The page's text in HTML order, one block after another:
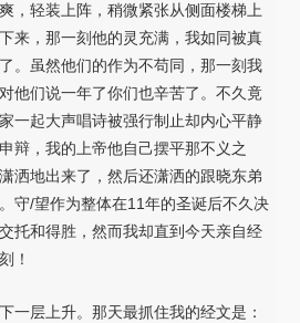
，轻装上阵，稍微紧张从侧面楼梯上
来，那一刻他的灵充满，我如同被真
。虽然他们的作为不苟同，那一刻我
他们说一年了你们也辛苦了。不久竟
一起大声唱诗被强行制止却内心平静
辩，我的上帝他自己摆平那不义之
洒地出来了，然后还潇洒的跟晓东弟
守/望作为整体在11年的圣诞后不久决
托和得胜，然而我却直到今天亲自经
！
一层上升。那天最抓住我的经文是：